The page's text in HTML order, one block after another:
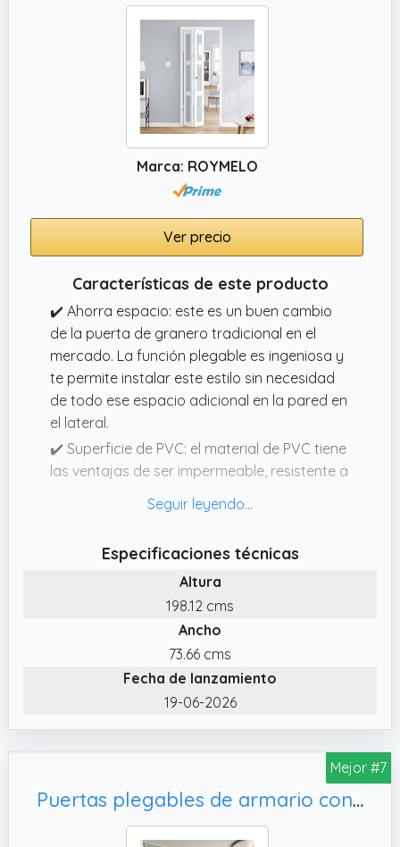
✔️ Práctica puerta y construcción robusta.
Puerta integrada con cierre de puerta que
permite un fácil acceso, dos patas de apoyo
garantizan la estabilidad sin necesidad de
taladrar, ideal para apartamentos, jardines,
acampadas o viajes, protege de forma fiable
contra el paso no deseado.
Marca: ROYMELO
Ver precio
Características de este producto
✔️ Ahorra espacio: este es un buen cambio
de la puerta de granero tradicional en el
mercado. La función plegable es ingeniosa y
te permite instalar este estilo sin necesidad
de todo ese espacio adicional en la pared en
el lateral.
✔️ Superficie de PVC: el material de PVC tiene
las ventajas de ser impermeable, resistente a
superficie del panel de la puerta es lisa y
panel de la puerta está reforzada,
especialmente adecuada para familias con
✔️ Diseño de cristal: el vidrio templado es
transparente por un lado y esmerilado por el
otro, con una cierta transmisión de luz y
privacidad. Se puede aplicar a varias
ancho total de la puerta: 291/2 pulgadas,
altura: 783/4 pulgadas, grosor de la puerta:
Especificaciones técnicas
Altura
198.12 cms
Ancho
73.66 cms
Fecha de lanzamiento
19-06-2026
Mejor #7
Puertas plegables de armario con marco de PVC de grano de madera blanca con paneles acrílicos esmerilados de 26 x 40 pulgadas, elegante puerta de acordeón plegable para uso interno de 78 80 pulgadas